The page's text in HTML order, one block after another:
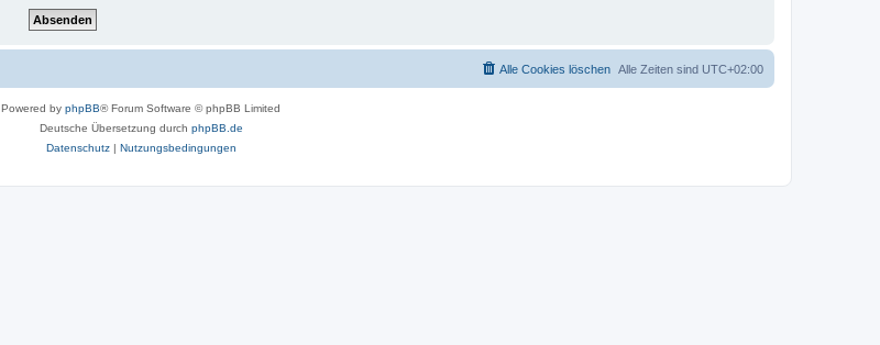
Alle Zeiten sind UTC+02:00
Alle Cookies löschen
Powered by phpBB® Forum Software © phpBB Limited
Deutsche Übersetzung durch phpBB.de
Datenschutz| Nutzungsbedingungen